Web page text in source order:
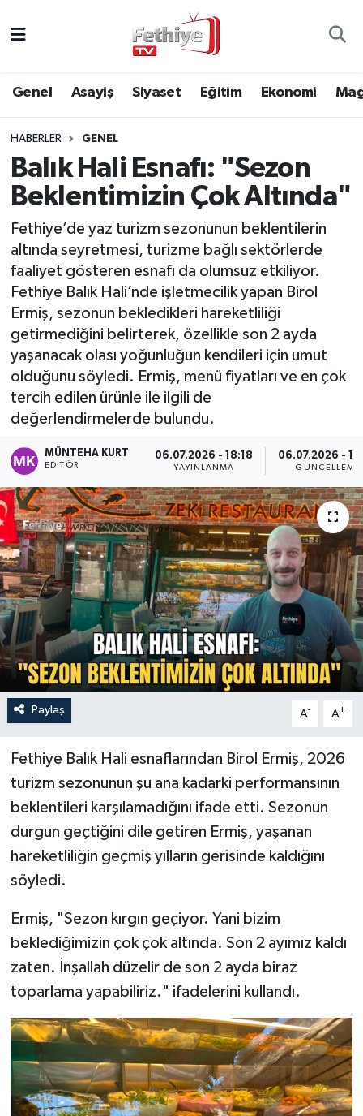
Genel Asayiş Siyaset Eğitim Ekonomi
HABERLER GENEL
Balık Hali Esnafı: "Sezon
Beklentimizin Çok Altında"
Fethiye’de yaz turizm sezonunun beklentilerin
altında seyretmesi, turizme bağlı sektörlerde
faaliyet gösteren esnafı da olumsuz etkiliyor.
Fethiye Balık Hali’nde işletmecilik yapan Birol
Ermiş, sezonun bekledikleri hareketliliği
getirmediğini belirterek, özellikle son 2 ayda
yaşanacak olası yoğunluğun kendileri için umut
olduğunu söyledi. Ermiş, menü fiyatları ve en çok
tercih edilen ürünle ile ilgili de
değerlendirmelerde bulundu.
MÜNTEHA KURT
EDITÖR
06.07.2026 - 18:18
YAYINLANMA
06.07.2026 -
GÜNCELLEME
Paylaş A- A+
Fethiye Balık Hali esnaflarından Birol Ermiş, 2026
turizm sezonunun şu ana kadarki performansının
beklentileri karşılamadığını ifade etti. Sezonun
durgun geçtiğini dile getiren Ermiş, yaşanan
hareketliliğin geçmiş yılların gerisinde kaldığını
söyledi.
Ermiş, "Sezon kırgın geçiyor. Yani bizim
beklediğimizin çok çok altında. Son 2 ayımız kaldı
zaten. İnşallah düzelir de son 2 ayda biraz
toparlama yapabiliriz." ifadelerini kullandı.
Asayiş
Eğitim
Ekonomi
Kültür
Magazin
Spor
Turizm
Muğla Hava Durumu
Muğla Namaz Vakitleri
Muğla Trafik Yoğunluk Haritası
Süper Lig Puan Durumu ve Fikstür
Tüm Manşetler
Son Dakika Haberleri
Haber Arşivi